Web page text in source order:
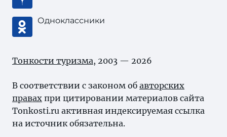
Одноклассники
Тонкости туризма, 2003 — 2026
В соответствии с законом об авторских
правах при цитировании материалов сайта
Tonkosti.ru активная индексируемая ссылка
на источник обязательна.